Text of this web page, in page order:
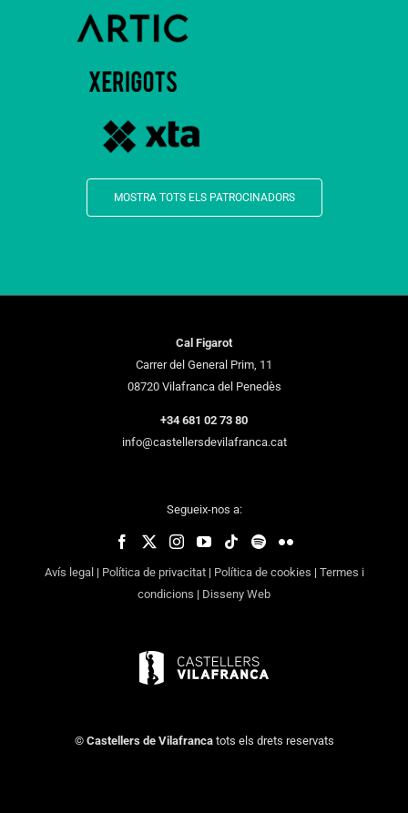
MOSTRA TOTS ELS PATROCINADORS
Cal Figarot
Carrer del General Prim, 11
08720 Vilafranca del Penedès
+34 681 02 73 80
info@castellersdevilafranca.cat
Segueix-nos a:
Avís legal | Política de privacitat| Política de cookies | Termes i
condicions | Disseny Web
© Castellers de Vilafrancatots els drets reservats